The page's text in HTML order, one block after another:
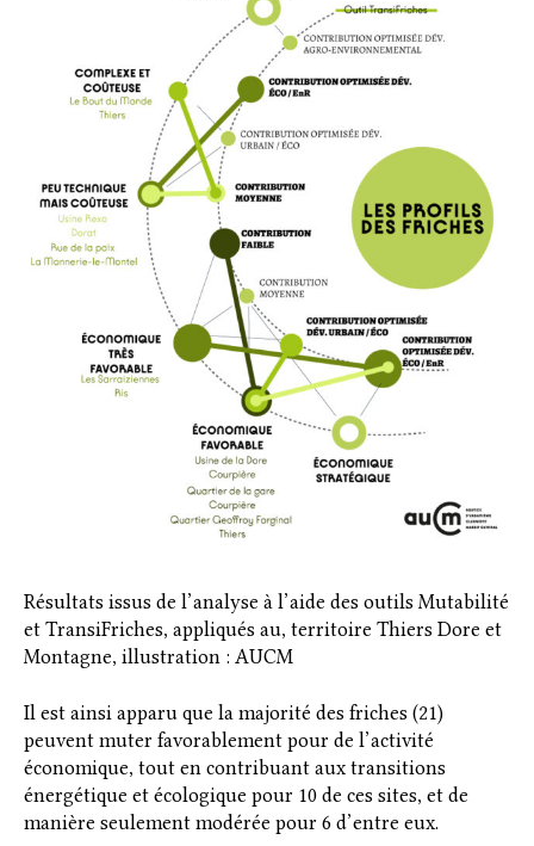
Résultats issus de l’analyse à l’aide des outils Mutabilité
et TransiFriches, appliqués au, territoire Thiers Dore et
Montagne, illustration : AUCM
Il est ainsi apparu que la majorité des friches (21)
peuvent muter favorablement pour de l’activité
économique, tout en contribuant aux transitions
énergétique et écologique pour 10 de ces sites, et de
manière seulement modérée pour 6 d’entre eux.